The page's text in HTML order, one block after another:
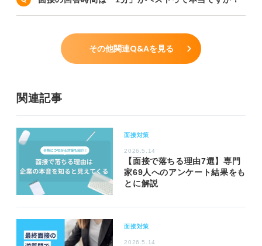
その他関連Q&Aを見る
関連記事
面接対策
2026.5.14
【面接で落ちる理由7選】専門
家69人へのアンケート結果をも
とに解説
面接対策
2026.5.14